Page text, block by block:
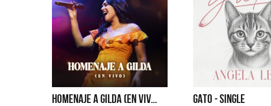
HOMENAJE A GILDA (EN VIV... GATO - SINGLE